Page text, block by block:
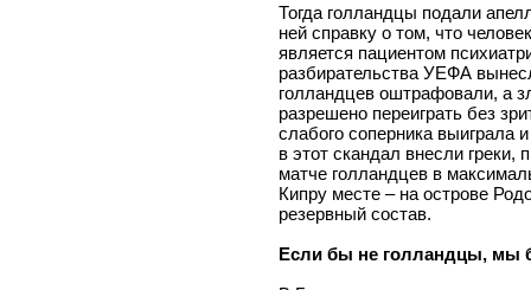
Тогда голландцы подали
ней справку о том, что
является пациентом
разбирательства УЕФА
голландцев оштрафовали, а
разрешено переиграть без
слабого соперника выиграла
в этот скандал внесли
матче голландцев в
Кипру месте – на острове
резервный состав.
Если бы не голландцы, мы